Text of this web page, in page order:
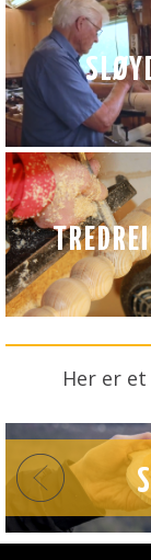
Her er